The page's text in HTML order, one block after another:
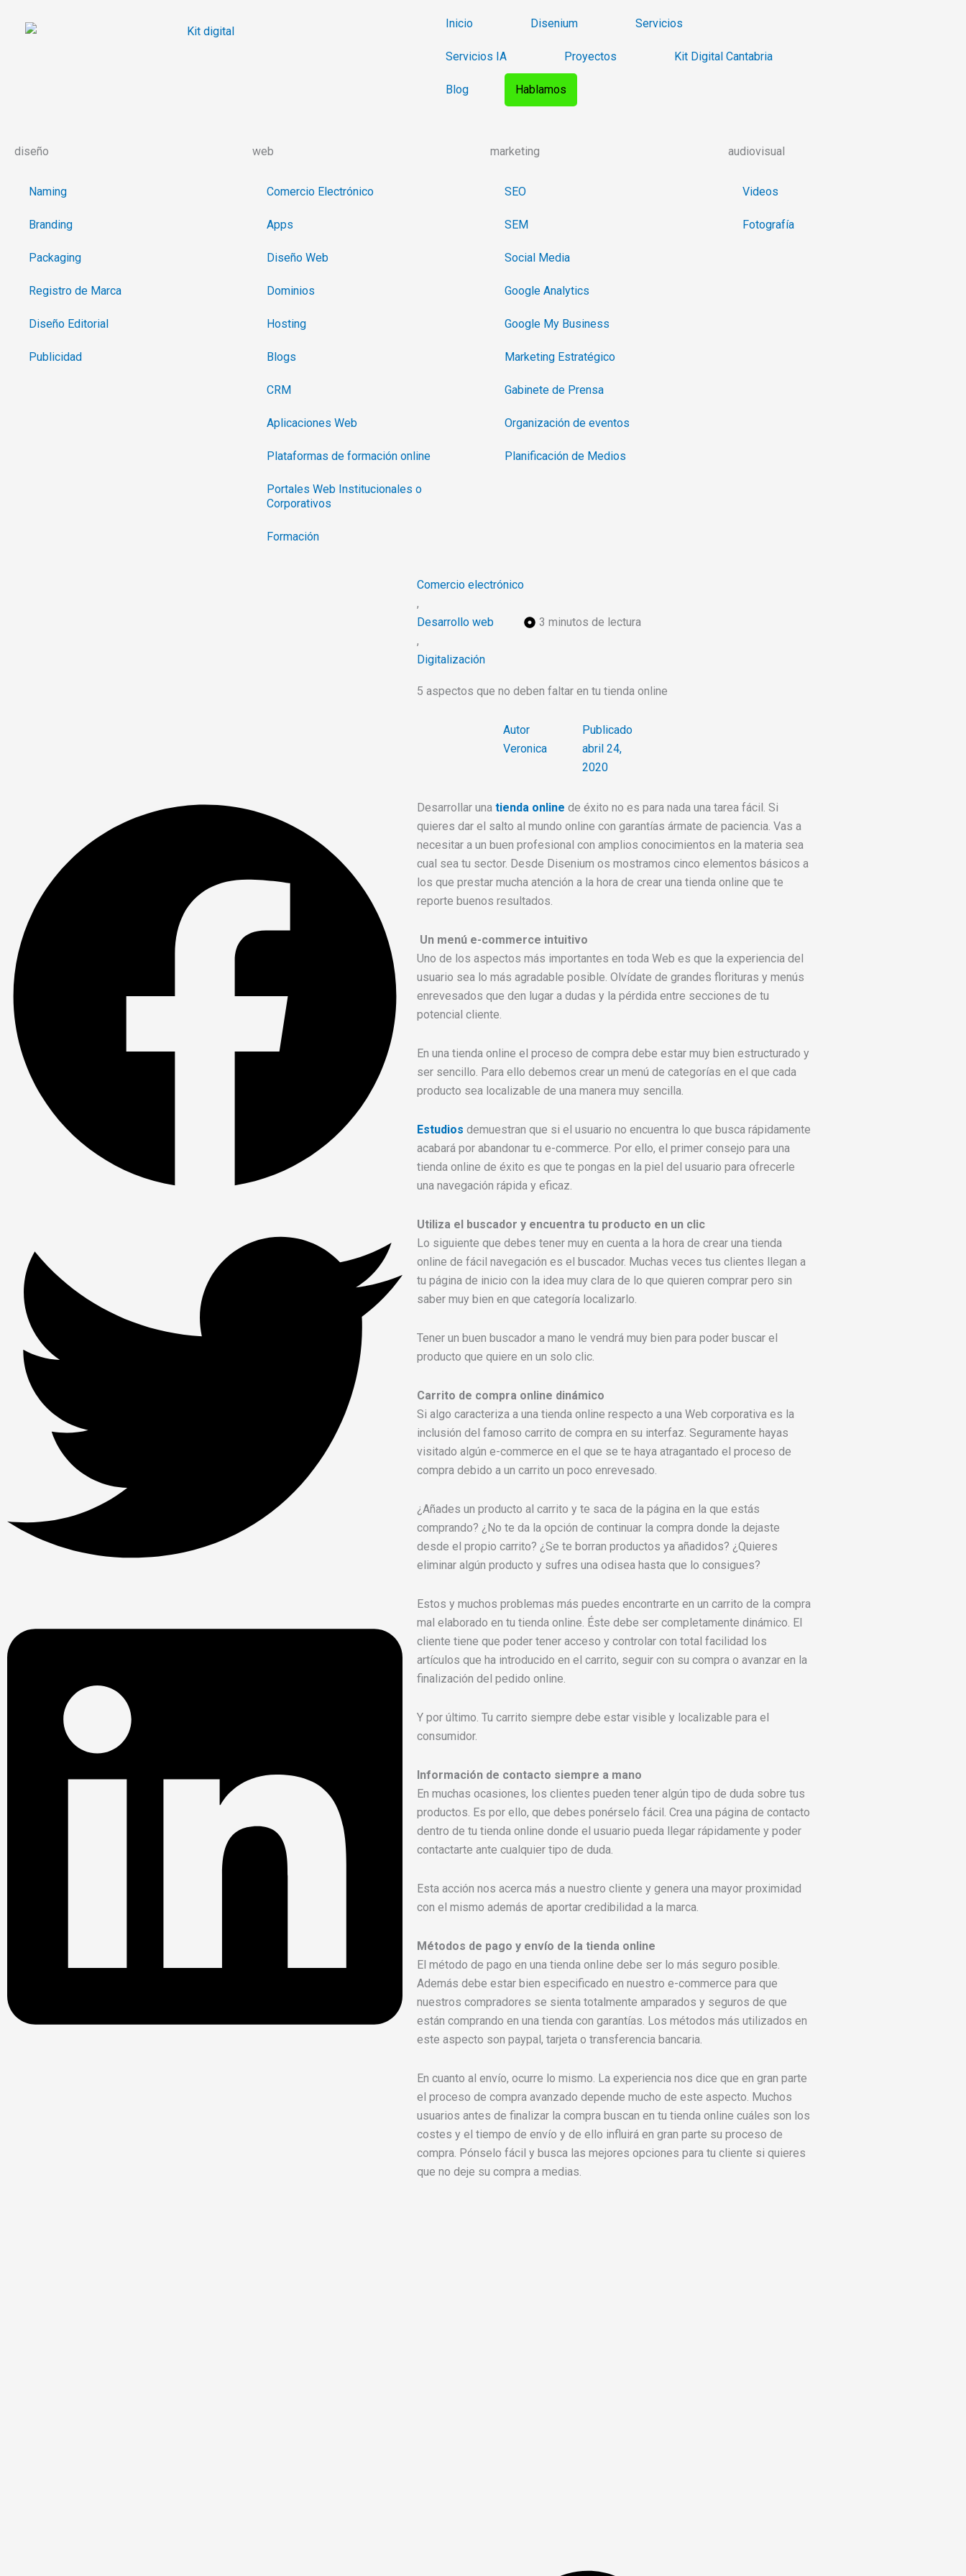
Inicio Disenium Servicios
Servicios IA Proyectos Kit Digital Cantabria
Blog Hablamos
diseño
Naming
Branding
Packaging
Registro de Marca
Diseño Editorial
Publicidad
web
Comercio Electrónico
Apps
Diseño Web
Dominios
Hosting
Blogs
CRM
Aplicaciones Web
Plataformas de formación online
Portales Web Institucionales o
Corporativos
Formación
marketing
SEO
SEM
Social Media
Google Analytics
Google My Business
Marketing Estratégico
Gabinete de Prensa
Organización de eventos
Planificación de Medios
audiovisual
Videos
Fotografía
Comercio electrónico
,
Desarrollo web
,
Digitalización
3 minutos de lectura
5 aspectos que no deben faltar en tu tienda online
Autor
Veronica
Publicado
abril 24,
2020
Desarrollar una tienda online de éxito no es para nada una tarea fácil. Si
quieres dar el salto al mundo online con garantías ármate de paciencia. Vas a
necesitar a un buen profesional con amplios conocimientos en la materia sea
cual sea tu sector. Desde Disenium os mostramos cinco elementos básicos a
los que prestar mucha atención a la hora de crear una tienda online que te
reporte buenos resultados.
Un menú e-commerce intuitivo
Uno de los aspectos más importantes en toda Web es que la experiencia del
usuario sea lo más agradable posible. Olvídate de grandes florituras y menús
enrevesados que den lugar a dudas y la pérdida entre secciones de tu
potencial cliente.
En una tienda online el proceso de compra debe estar muy bien estructurado y
ser sencillo. Para ello debemos crear un menú de categorías en el que cada
producto sea localizable de una manera muy sencilla.
Estudios demuestran que si el usuario no encuentra lo que busca rápidamente
acabará por abandonar tu e-commerce. Por ello, el primer consejo para una
tienda online de éxito es que te pongas en la piel del usuario para ofrecerle
una navegación rápida y eficaz.
Utiliza el buscador y encuentra tu producto en un clic
Lo siguiente que debes tener muy en cuenta a la hora de crear una tienda
online de fácil navegación es el buscador. Muchas veces tus clientes llegan a
tu página de inicio con la idea muy clara de lo que quieren comprar pero sin
saber muy bien en que categoría localizarlo.
Tener un buen buscador a mano le vendrá muy bien para poder buscar el
producto que quiere en un solo clic.
Carrito de compra online dinámico
Si algo caracteriza a una tienda online respecto a una Web corporativa es la
inclusión del famoso carrito de compra en su interfaz. Seguramente hayas
visitado algún e-commerce en el que se te haya atragantado el proceso de
compra debido a un carrito un poco enrevesado.
¿Añades un producto al carrito y te saca de la página en la que estás
comprando? ¿No te da la opción de continuar la compra donde la dejaste
desde el propio carrito? ¿Se te borran productos ya añadidos? ¿Quieres
eliminar algún producto y sufres una odisea hasta que lo consigues?
Estos y muchos problemas más puedes encontrarte en un carrito de la compra
mal elaborado en tu tienda online. Éste debe ser completamente dinámico. El
cliente tiene que poder tener acceso y controlar con total facilidad los
artículos que ha introducido en el carrito, seguir con su compra o avanzar en la
finalización del pedido online.
Y por último. Tu carrito siempre debe estar visible y localizable para el
consumidor.
Información de contacto siempre a mano
En muchas ocasiones, los clientes pueden tener algún tipo de duda sobre tus
productos. Es por ello, que debes ponérselo fácil. Crea una página de contacto
dentro de tu tienda online donde el usuario pueda llegar rápidamente y poder
contactarte ante cualquier tipo de duda.
Esta acción nos acerca más a nuestro cliente y genera una mayor proximidad
con el mismo además de aportar credibilidad a la marca.
Métodos de pago y envío de la tienda online
El método de pago en una tienda online debe ser lo más seguro posible.
Además debe estar bien especificado en nuestro e-commerce para que
nuestros compradores se sienta totalmente amparados y seguros de que
están comprando en una tienda con garantías. Los métodos más utilizados en
este aspecto son paypal, tarjeta o transferencia bancaria.
En cuanto al envío, ocurre lo mismo. La experiencia nos dice que en gran parte
el proceso de compra avanzado depende mucho de este aspecto. Muchos
usuarios antes de finalizar la compra buscan en tu tienda online cuáles son los
costes y el tiempo de envío y de ello influirá en gran parte su proceso de
compra. Pónselo fácil y busca las mejores opciones para tu cliente si quieres
que no deje su compra a medias.